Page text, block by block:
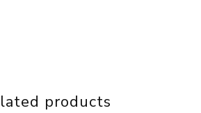
products